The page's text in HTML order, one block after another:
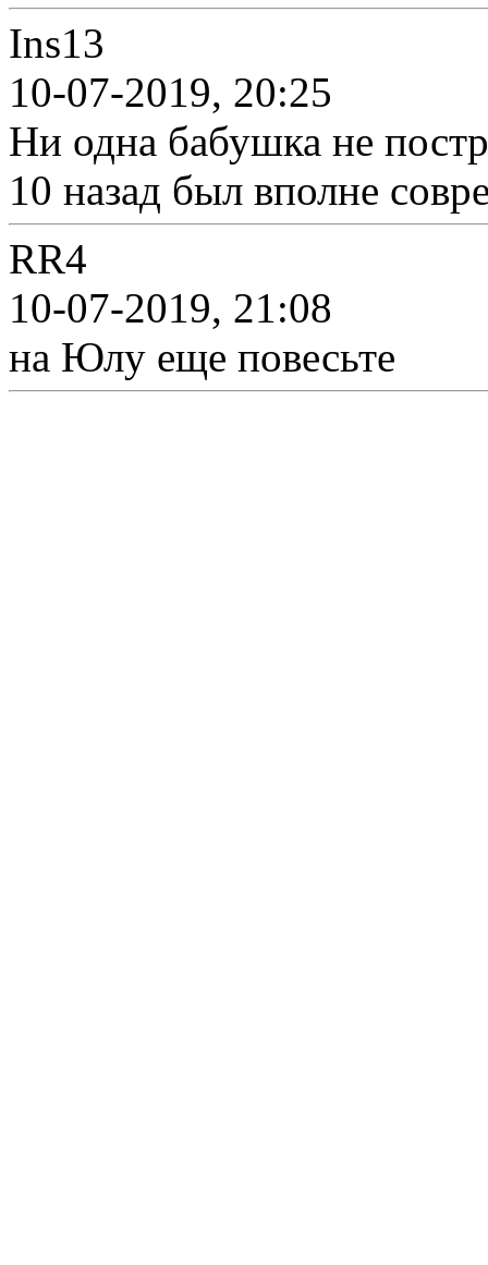
Ins13
10-07-2019, 20:25
Ни одна бабушка не
10 назад был вполне
RR4
10-07-2019, 21:08
на Юлу еще повесьте